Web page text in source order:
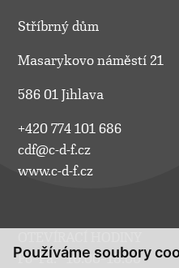
Používáme soubory
Stříbrný dům
Masarykovo náměstí 21
586 01 Jihlava
+420 774 101 686
cdf@c-d-f.cz
www.c-d-f.cz
Po–Pá:
10.00–18.00